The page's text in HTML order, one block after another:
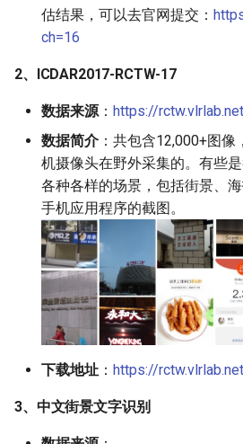
估结果，可以去官网提交：
ch=16
2、ICDAR2017-RCTW-17
数据来源 ： https://
数据简介：共包含12,000+图像
机摄像头在野外采集的。有些
各种各样的场景，包括街景、
手机应用程序的截图。
下载地址 ： https://
3、中文街景文字识别